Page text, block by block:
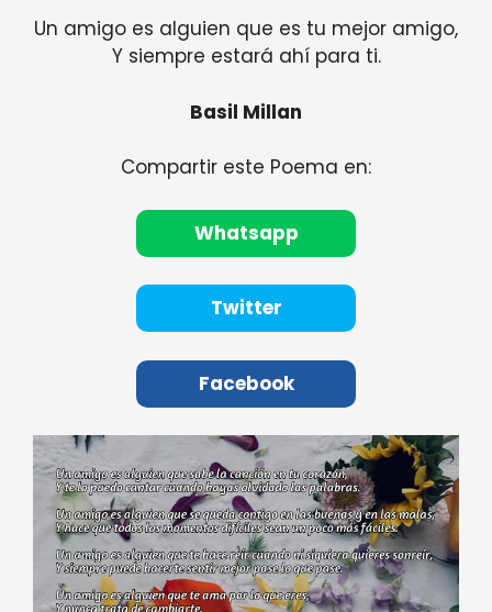
Un amigo es alguien que es tu mejor amigo,
Y siempre estará ahí para ti.
Basil Millan
Compartir este Poema en:
Whatsapp
Twitter
Facebook